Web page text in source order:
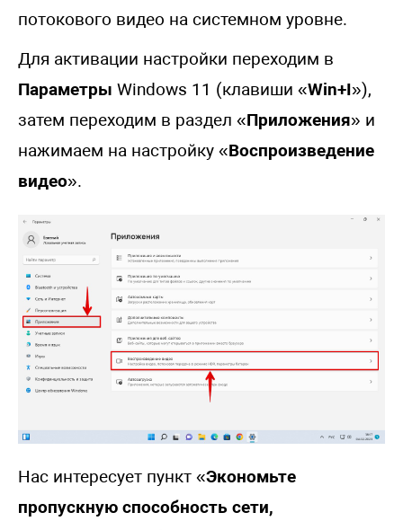
потокового видео на системном уровне.
Для активации настройки переходим в
Параметры Windows 11 (клавиши «Win+I»),
затем переходим в раздел «Приложения» и
нажимаем на настройку «Воспроизведение
видео».
Нас интересует пункт «Экономьте
пропускную способность сети,